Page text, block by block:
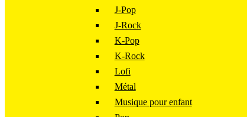
J-Pop
J-Rock
K-Pop
K-Rock
Lofi
Métal
Musique pour enfant